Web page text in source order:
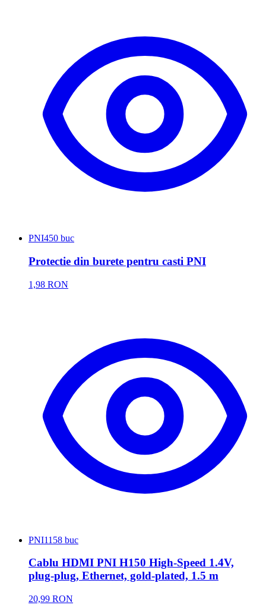
PNI450 buc
Protectie din burete pentru casti PNI
1,98 RON
PNI1158 buc
Cablu HDMI PNI H150 High-Speed 1.4V,
plug-plug, Ethernet, gold-plated, 1.5 m
20,99 RON